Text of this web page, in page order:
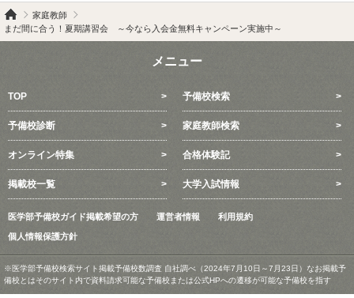
家庭教師
まだ間に合う！夏期講習会 ～今なら入会金無料キャンペーン実施中～
メニュー
TOP 予備校検索
予備校診断 家庭教師検索
オンライン特集 合格体験記
掲載校一覧 大学入試情報
医学部予備校ガイド掲載希望の方 運営者情報 利用規約
個人情報保護方針
※医学部予備校検索サイト掲載予備校数調査 自社調べ（2024年7月10日～7月23日）なお掲載予
備校とはそのサイト内で資料請求可能な予備校または公式HPへの遷移が可能な予備校を指す